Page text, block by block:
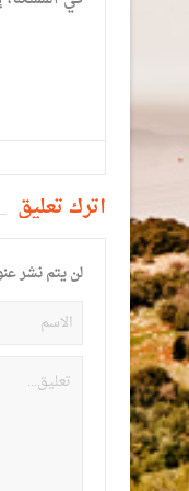
أترك تعليق
لن يتم نشر